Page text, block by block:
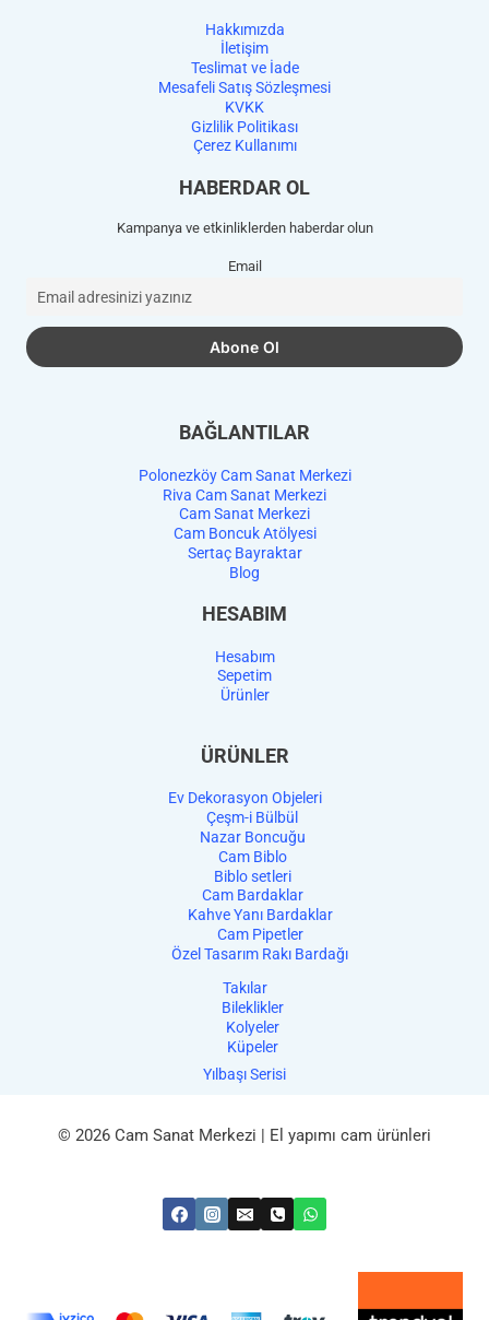
Hakkımızda
İletişim
Teslimat ve İade
Mesafeli Satış Sözleşmesi
KVKK
Gizlilik Politikası
Çerez Kullanımı
HABERDAR OL
Kampanya ve etkinliklerden haberdar olun
Email
BAĞLANTILAR
Polonezköy Cam Sanat Merkezi
Riva Cam Sanat Merkezi
Cam Sanat Merkezi
Cam Boncuk Atölyesi
Sertaç Bayraktar
Blog
HESABIM
Hesabım
Sepetim
Ürünler
ÜRÜNLER
Ev Dekorasyon Objeleri
Çeşm-i Bülbül
Nazar Boncuğu
Cam Biblo
Biblo setleri
Cam Bardaklar
Kahve Yanı Bardaklar
Cam Pipetler
Özel Tasarım Rakı Bardağı
Takılar
Bileklikler
Kolyeler
Küpeler
Yılbaşı Serisi
© 2026 Cam Sanat Merkezi | El yapımı cam ürünleri